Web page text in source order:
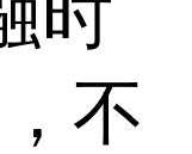
时
不